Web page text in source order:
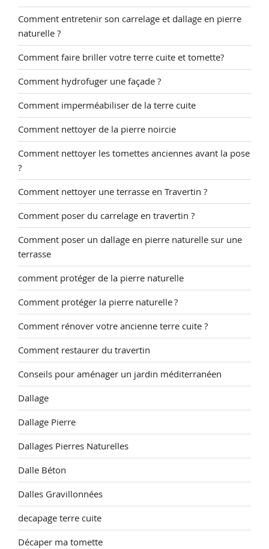
Comment entretenir son carrelage et dallage en pierre
naturelle ?
Comment faire briller votre terre cuite et tomette?
Comment hydrofuger une façade ?
Comment imperméabiliser de la terre cuite
Comment nettoyer de la pierre noircie
Comment nettoyer les tomettes anciennes avant la pose
?
Comment nettoyer une terrasse en Travertin ?
Comment poser du carrelage en travertin ?
Comment poser un dallage en pierre naturelle sur une
terrasse
comment protéger de la pierre naturelle
Comment protéger la pierre naturelle ?
Comment rénover votre ancienne terre cuite ?
Comment restaurer du travertin
Conseils pour aménager un jardin méditerranéen
Dallage
Dallage Pierre
Dallages Pierres Naturelles
Dalle Béton
Dalles Gravillonnées
decapage terre cuite
Décaper ma tomette